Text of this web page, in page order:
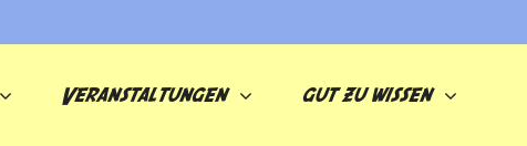
Veranstaltungen gut zu wissen